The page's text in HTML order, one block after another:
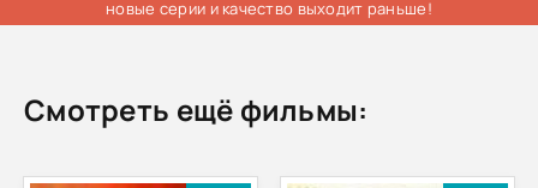
новые серии и качество выходит раньше!
Смотреть ещё фильмы: